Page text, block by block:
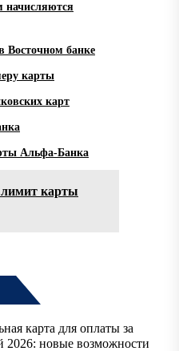
начисляются
Восточном банке
карты
карт
Альфа-Банка
карты
карта для оплаты за
2026: новые возможности